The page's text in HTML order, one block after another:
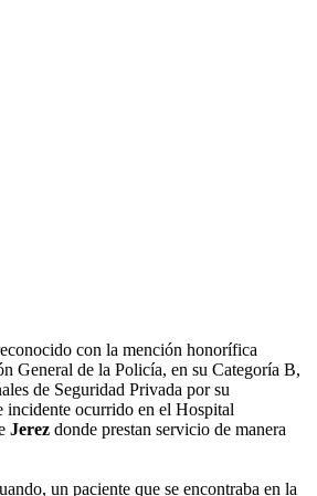
con la mención honorífica
General de la Policía, en su Categoría B,
de Seguridad Privada por su
incidente ocurrido en el Hospital
Jerez donde prestan servicio de manera
un paciente que se encontraba en la